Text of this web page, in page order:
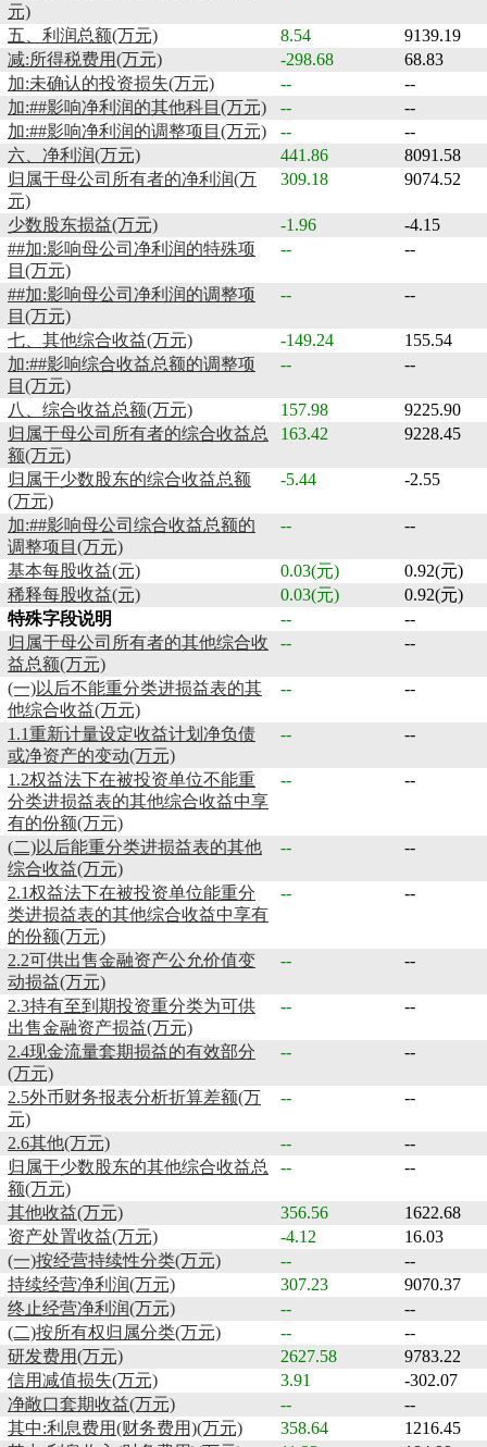
元)
五、利润总额(万元) 8.54
9139.19
减:所得税费用(万元)
-298.68
68.83
加:未确认的投资损失(万元)
--
--
加:##影响净利润的其他科目(万元)
--
--
加:##影响净利润的调整项目(万元)
--
--
六、净利润(万元)
441.86
8091.58
归属于母公司所有者的净利润(万
元)
309.18 9074.52
少数股东损益(万元) -1.96
-4.15
##加:影响母公司净利润的特殊项
目(万元)
-- --
##加:影响母公司净利润的调整项
目(万元)
-- --
七、其他综合收益(万元) -149.24
155.54
加:##影响综合收益总额的调整项
目(万元)
-- --
八、综合收益总额(万元) 157.98
9225.90
归属于母公司所有者的综合收益总
额(万元)
163.42 9228.45
归属于少数股东的综合收益总额
(万元)
-5.44 -2.55
加:##影响母公司综合收益总额的
调整项目(万元)
-- --
基本每股收益(元) 0.03(元)
0.92(元)
稀释每股收益(元)
0.03(元)
0.92(元)
特殊字段说明
--
--
归属于母公司所有者的其他综合收
益总额(万元)
-- --
(一)以后不能重分类进损益表的其
他综合收益(万元)
-- --
1.1重新计量设定收益计划净负债
或净资产的变动(万元)
-- --
1.2权益法下在被投资单位不能重
分类进损益表的其他综合收益中享
有的份额(万元)
-- --
(二)以后能重分类进损益表的其他
综合收益(万元)
-- --
2.1权益法下在被投资单位能重分
类进损益表的其他综合收益中享有
的份额(万元)
-- --
2.2可供出售金融资产公允价值变
动损益(万元)
-- --
2.3持有至到期投资重分类为可供
出售金融资产损益(万元)
-- --
2.4现金流量套期损益的有效部分
(万元)
-- --
2.5外币财务报表分析折算差额(万
元)
-- --
2.6其他(万元) --
--
归属于少数股东的其他综合收益总
额(万元)
-- --
其他收益(万元) 356.56
1622.68
资产处置收益(万元)
-4.12
16.03
(一)按经营持续性分类(万元)
--
--
持续经营净利润(万元)
307.23
9070.37
终止经营净利润(万元)
--
--
(二)按所有权归属分类(万元)
--
--
研发费用(万元)
2627.58
9783.22
信用减值损失(万元)
3.91
-302.07
净敞口套期收益(万元)
--
--
其中:利息费用(财务费用)(万元)
358.64
1216.45